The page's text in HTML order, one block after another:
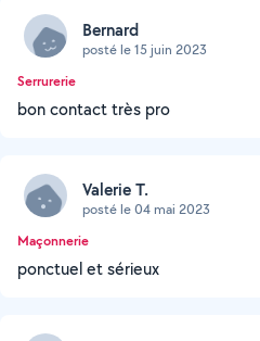
Bernard
posté le 15 juin 2023
Serrurerie
bon contact très pro
Valerie T.
posté le 04 mai 2023
Maçonnerie
ponctuel et sérieux